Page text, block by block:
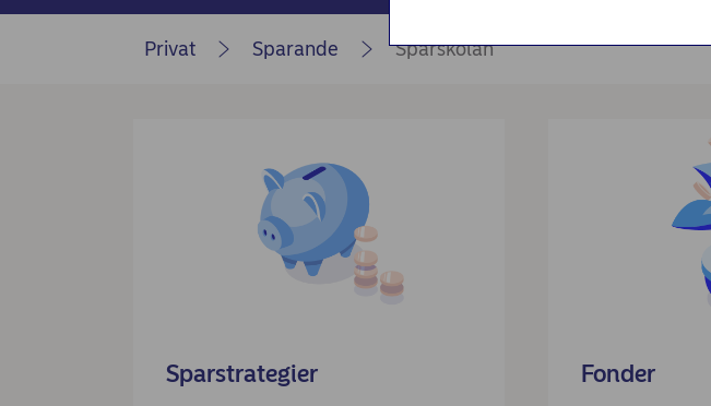
eBeställningar
Nordea Finans
Nordea Swish
Privat Sparande Sparskolan
Sparstrategier Fonder